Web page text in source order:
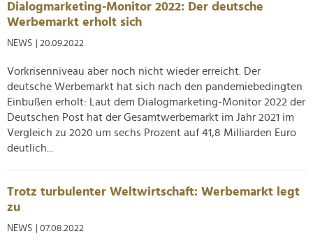
Partner führen diese Informationen möglicherweise mit
haben oder die sie im Rahmen Ihrer Nutzung der Dienste
gesammelt haben.
Dialogmarketing-Monitor 2022: Der deutsche
Werbemarkt erholt sich
NEWS | 20.09.2022
Vorkrisenniveau aber noch nicht wieder erreicht. Der
deutsche Werbemarkt hat sich nach den pandemiebedingten
Einbußen erholt: Laut dem Dialogmarketing-Monitor 2022 der
Deutschen Post hat der Gesamtwerbemarkt im Jahr 2021 im
Vergleich zu 2020 um sechs Prozent auf 41,8 Milliarden Euro
deutlich...
Trotz turbulenter Weltwirtschaft: Werbemarkt legt
zu
NEWS | 07.08.2022